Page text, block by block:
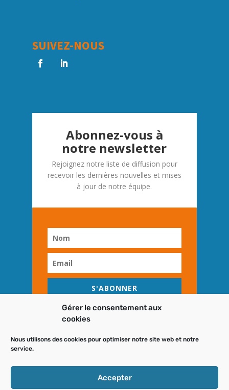
Gérer le consentement aux
cookies
Nous utilisons des cookies pour optimiser notre site web et notre
service.
Accepter
SUIVEZ-NOUS
Abonnez-vous à
notre newsletter
Rejoignez notre liste de diffusion pour
recevoir les dernières nouvelles et mises
à jour de notre équipe.
S'ABONNER